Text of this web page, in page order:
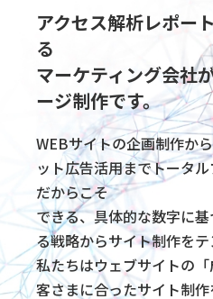
アクセス解析レポート
る
マーケティング会社
ージ制作です。
WEBサイトの企画制作か
ット広告活用までトータ
だからこそ
できる、具体的な数字に
る戦略からサイト制作をテ
私たちはウェブサイトの
客さまに合ったサイト制作